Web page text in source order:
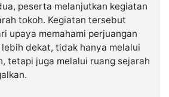
peserta melanjutkan kegiatan
tokoh. Kegiatan tersebut
upaya memahami perjuangan
dekat, tidak hanya melalui
tetapi juga melalui ruang sejarah